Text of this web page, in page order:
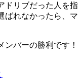
ドリブだった人を指
ばれなかったら、マ
バーの勝利です！